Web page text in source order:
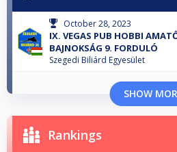
October 28, 2023
IX. VEGAS PUB HOBBI
BAJNOKSÁG 9. FORDULÓ
Szegedi Biliárd Egyesület
SHOW
Rankings